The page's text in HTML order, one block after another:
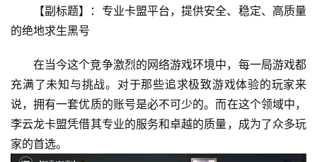
【副标题】：专业卡盟平台，提供安全、稳定、高质量
的绝地求生黑号
在当今这个竞争激烈的网络游戏环境中，每一局游戏都
充满了未知与挑战。对于那些追求极致游戏体验的玩家来
说，拥有一套优质的账号是必不可少的。而在这个领域中，
李云龙卡盟凭借其专业的服务和卓越的质量，成为了众多玩
家的首选。